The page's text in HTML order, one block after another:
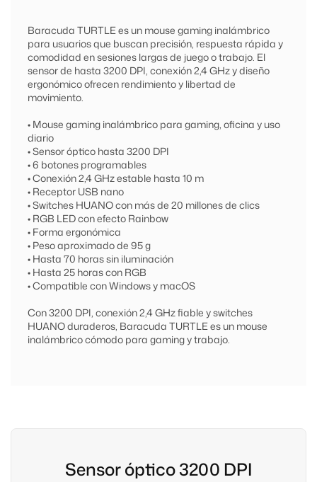
Baracuda TURTLE es un mouse gaming inalámbrico
para usuarios que buscan precisión, respuesta rápida y
comodidad en sesiones largas de juego o trabajo. El
sensor de hasta 3200 DPI, conexión 2,4 GHz y diseño
ergonómico ofrecen rendimiento y libertad de
movimiento.
• Mouse gaming inalámbrico para gaming, oficina y uso
diario
• Sensor óptico hasta 3200 DPI
• 6 botones programables
• Conexión 2,4 GHz estable hasta 10 m
• Receptor USB nano
• Switches HUANO con más de 20 millones de clics
• RGB LED con efecto Rainbow
• Forma ergonómica
• Peso aproximado de 95 g
• Hasta 70 horas sin iluminación
• Hasta 25 horas con RGB
• Compatible con Windows y macOS
Con 3200 DPI, conexión 2,4 GHz fiable y switches
HUANO duraderos, Baracuda TURTLE es un mouse
inalámbrico cómodo para gaming y trabajo.
Sensor óptico 3200 DPI